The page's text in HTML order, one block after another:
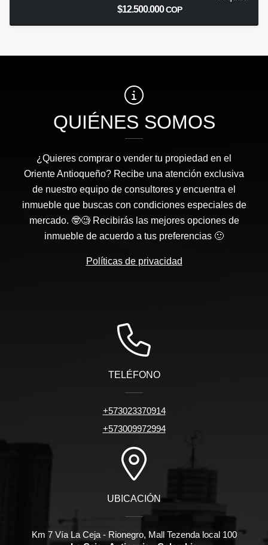
$12.500.000COP
QUIÉNES SOMOS
¿Quieres comprar o vender tu propiedad en el
Oriente Antioqueño? Recibe una atención exclusiva
de nuestro equipo de consultores y encuentra el
inmueble que buscas con condiciones especiales de
mercado. 🤓🧐 Recibirás las mejores opciones de
inmueble de acuerdo a tus preferencias 🙂
Políticas de privacidad
TELÉFONO
+573023370914
+573009972994
UBICACIÓN
Km 7 Vía La Ceja - Rionegro, Mall Tezenda local 100